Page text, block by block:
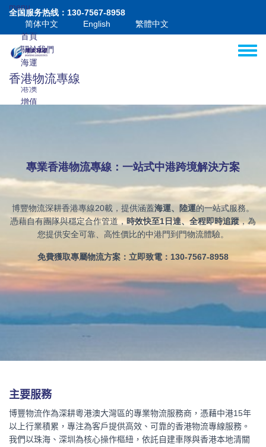
移至主內容
全国服务热线：130-7567-8958
简体中文
English 繁體中文
Toggle
menu
首頁
關於我們
海運
國內海運
國際海運拼箱
空運
港澳
香港物流專線
澳門物流專線
增值
拖車服務
報關報檢
保險服務
經典案例
香港物流知識
澳門物流知識
香港物流專線
專業香港物流專線：一站式中港跨境解決方案
博豐物流深耕香港專線20載，提供涵蓋海運、陸運的一站式服務。
憑藉自有團隊與穩定合作管道， 時效快至1日達、全程即時追蹤，為
您提供安全可靠、高性價比的中港門到門物流體驗。
免費獲取專屬物流方案：立即致電： 130-7567-8958
主要服務
博豐物流作為深耕粵港澳大灣區的專業物流服務商，憑藉中港15年
以上行業積累，專注為客戶提供高效、可靠的香港物流專線服務。
我們以珠海、深圳為核心操作樞紐，依託自建車隊與香港本地清關